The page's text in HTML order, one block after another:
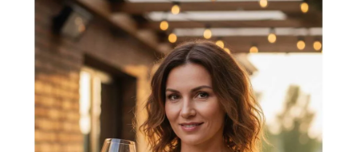
VLASTNÍ MOTIV
TRIČKA
MIKINY
OKAMŽITĚ K ODBĚRU